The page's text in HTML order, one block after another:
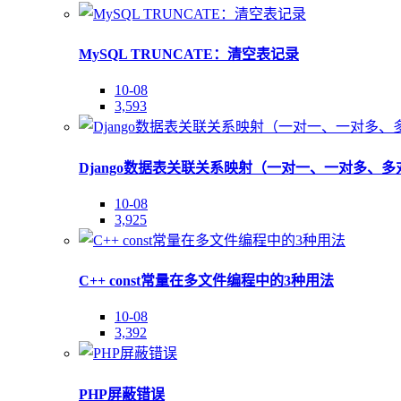
MySQL TRUNCATE：清空表记录
10-08
3,593
Django数据表关联关系映射（一对一、一对多、多
10-08
3,925
C++ const常量在多文件编程中的3种用法
10-08
3,392
PHP屏蔽错误